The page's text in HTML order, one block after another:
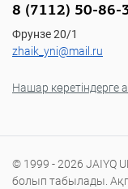
8 (7112) 50-86-
Фрунзе 20/1
zhaik_yni@mail.ru
Нашар көретіндерге
© 1999 - 2026 JAIYQ
болып табылады.